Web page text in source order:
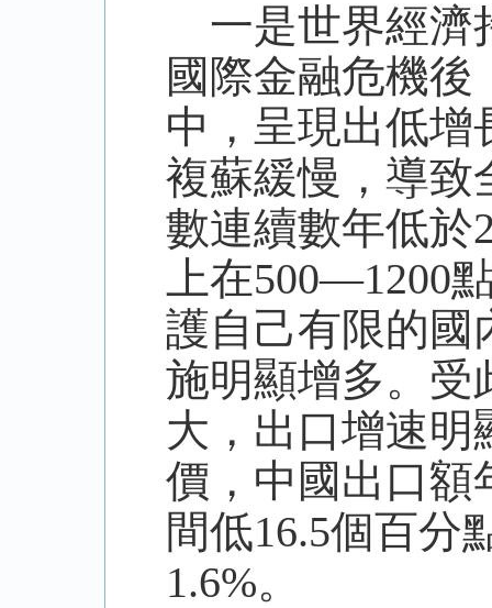
一是世界經濟
國際金融危機
中，呈現出低增
複蘇緩慢，導致
數連續數年低於
上在500—1200
護自己有限的國
施明顯增多。受
大，出口增速明
價，中國出口額
間低16.5個百
1.6%。